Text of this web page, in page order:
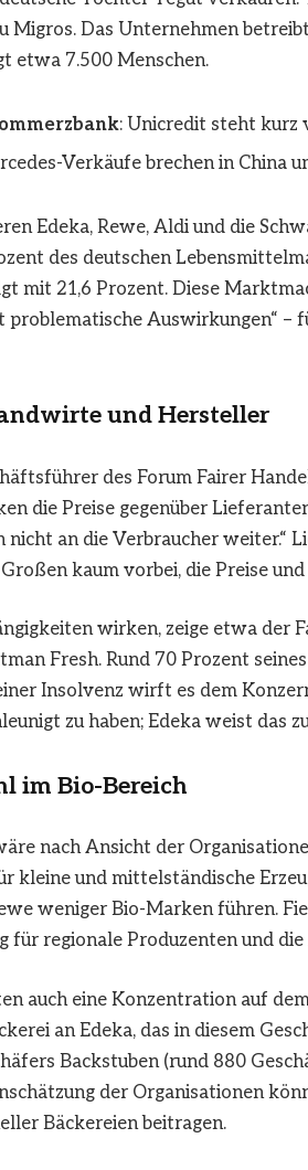
Migros. Das Unternehmen
etwa 7.500 Menschen.
: Unicredit steht kurz
Verkäufe brechen in China
Edeka, Rewe, Aldi und die
des deutschen
mit 21,6 Prozent. Diese
problematische Auswirkungen“ –
und Hersteller
des Forum Fairer
die Preise gegenüber
nicht an die Verbraucher weiter.“
kaum vorbei, die Preise
wirken, zeige etwa der
Fresh. Rund 70 Prozent
Insolvenz wirft es dem
zu haben; Edeka weist das
im Bio-Bereich
nach Ansicht der
kleine und mittelständische
weniger Bio-Marken führen.
für regionale Produzenten und
auch eine Konzentration auf
an Edeka, das in diesem
Backstuben (rund 880
der Organisationen
Bäckereien beitragen.